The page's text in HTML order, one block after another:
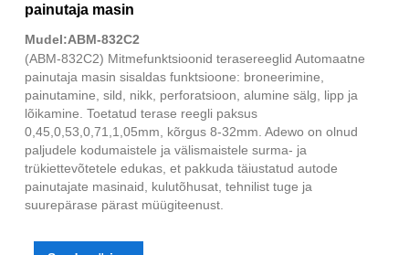
painutaja masin
Mudel:ABM-832C2
(ABM-832C2) Mitmefunktsioonid terasereeglid Automaatne
painutaja masin sisaldas funktsioone: broneerimine,
painutamine, sild, nikk, perforatsioon, alumine sälg, lipp ja
lõikamine. Toetatud terase reegli paksus
0,45,0,53,0,71,1,05mm, kõrgus 8-32mm. Adewo on olnud
paljudele kodumaistele ja välismaistele surma- ja
trükiettevõtetele edukas, et pakkuda täiustatud autode
painutajate masinaid, kulutõhusat, tehnilist tuge ja
suurepärase pärast müügiteenust.